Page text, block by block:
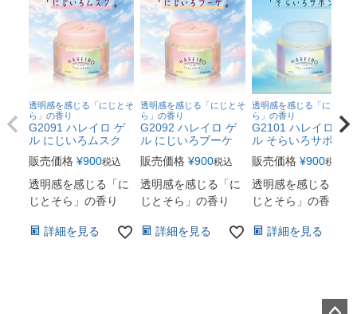
透明感を感じる「にじとそ
ら」の香り
G2091 ハレイロ ゲ
ル にじいろムスク
販売価格 ¥900税込
透明感を感じる「に
じとそら」の香り
詳細を見る
透明感を感じる「にじとそ
ら」の香り
G2092 ハレイロ ゲ
ル にじいろブーケ
販売価格 ¥900税込
透明感を感じる「に
じとそら」の香り
詳細を見る
透明感を感じる「にじとそ
ら」の香り
G2101 ハレイロ ゲ
ル そらいろサボン
販売価格 ¥900税込
透明感を感じる「に
じとそら」の香り
詳細を見る